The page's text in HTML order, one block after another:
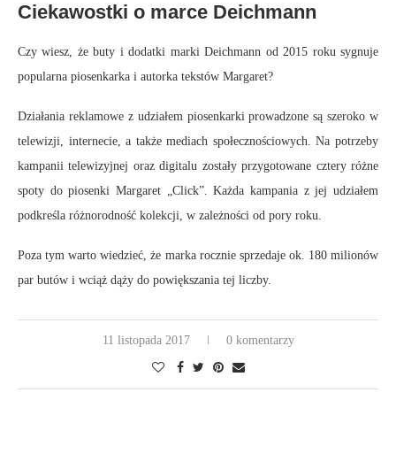
Ciekawostki o marce Deichmann
Czy wiesz, że buty i dodatki marki Deichmann od 2015 roku sygnuje
popularna piosenkarka i autorka tekstów Margaret?
Działania reklamowe z udziałem piosenkarki prowadzone są szeroko w
telewizji, internecie, a także mediach społecznościowych. Na potrzeby
kampanii telewizyjnej oraz digitalu zostały przygotowane cztery różne
spoty do piosenki Margaret „Click”. Każda kampania z jej udziałem
podkreśla różnorodność kolekcji, w zależności od pory roku.
Poza tym warto wiedzieć, że marka rocznie sprzedaje ok. 180 milionów
par butów i wciąż dąży do powiększania tej liczby.
11 listopada 2017 0 komentarzy